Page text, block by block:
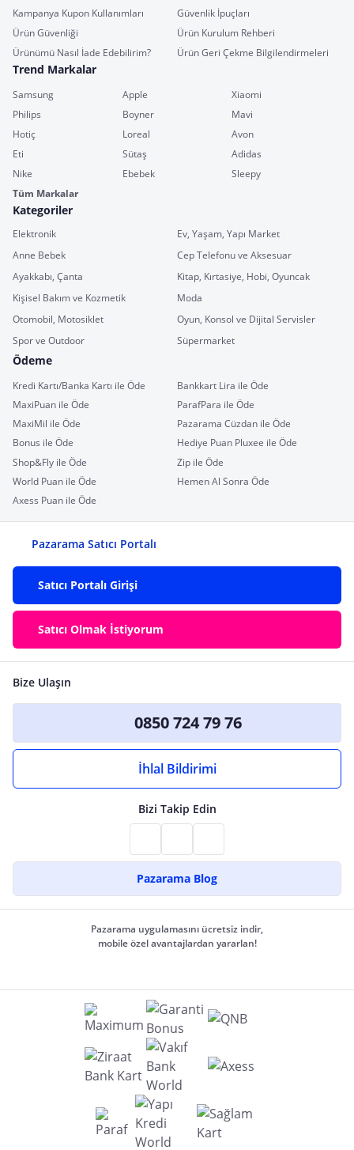
Kampanya Kupon Kullanımları
Güvenlik İpuçları
Ürün Güvenliği
Ürün Kurulum Rehberi
Ürünümü Nasıl İade Edebilirim?
Ürün Geri Çekme Bilgilendirmeleri
Trend Markalar
Samsung Apple
Xiaomi
Philips
Boyner
Mavi
Hotiç
Loreal
Avon
Eti
Sütaş
Adidas
Nike
Ebebek
Sleepy
Tüm Markalar
Kategoriler
Elektronik
Ev, Yaşam, Yapı Market
Anne Bebek
Cep Telefonu ve Aksesuar
Ayakkabı, Çanta
Kitap, Kırtasiye, Hobi, Oyuncak
Kişisel Bakım ve Kozmetik
Moda
Otomobil, Motosiklet
Oyun, Konsol ve Dijital Servisler
Spor ve Outdoor
Süpermarket
Ödeme
Kredi Kartı/Banka Kartı ile Öde
Bankkart Lira ile Öde
MaxiPuan ile Öde
ParafPara ile Öde
MaxiMil ile Öde
Pazarama Cüzdan ile Öde
Bonus ile Öde
Hediye Puan Pluxee ile Öde
Shop&Fly ile Öde
Zip ile Öde
World Puan ile Öde
Hemen Al Sonra Öde
Axess Puan ile Öde
Pazarama Satıcı Portalı
Satıcı Portalı Girişi
Satıcı Olmak İstiyorum
Bize Ulaşın
0850 724 79 76
İhlal Bildirimi
Bizi Takip Edin
Pazarama Blog
Pazarama uygulamasını ücretsiz indir,
mobile özel avantajlardan yararlan!